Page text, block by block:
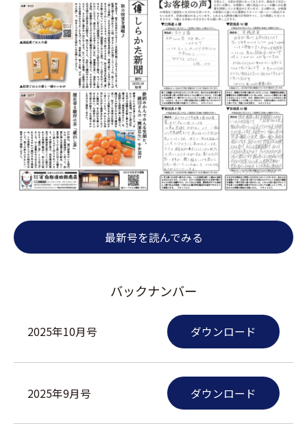
最新号を読んでみる
バックナンバー
2025年10月号 ダウンロード
2025年9月号 ダウンロード